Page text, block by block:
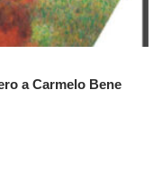
a Carmelo Bene